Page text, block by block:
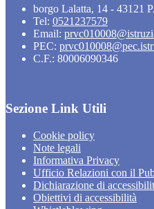
borgo Lalatta, 14 - 43121
Tel: 0521237579
Email:
PEC:
C.F.: 80006090346
Sezione Link Utili
Cookie policy
Note legali
Informativa Privacy
Ufficio Relazioni con il
Dichiarazione di
Obiettivi di accessibilità